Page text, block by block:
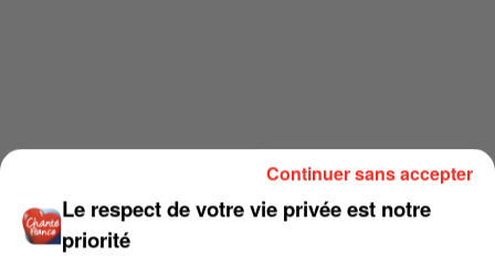
Le respect de votre vie privée est notre
priorité
Continuer sans accepter